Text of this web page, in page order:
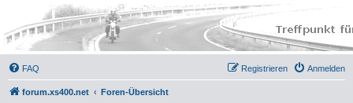
FAQ Anmelden
Registrieren
forum.xs400.net Foren-Übersicht